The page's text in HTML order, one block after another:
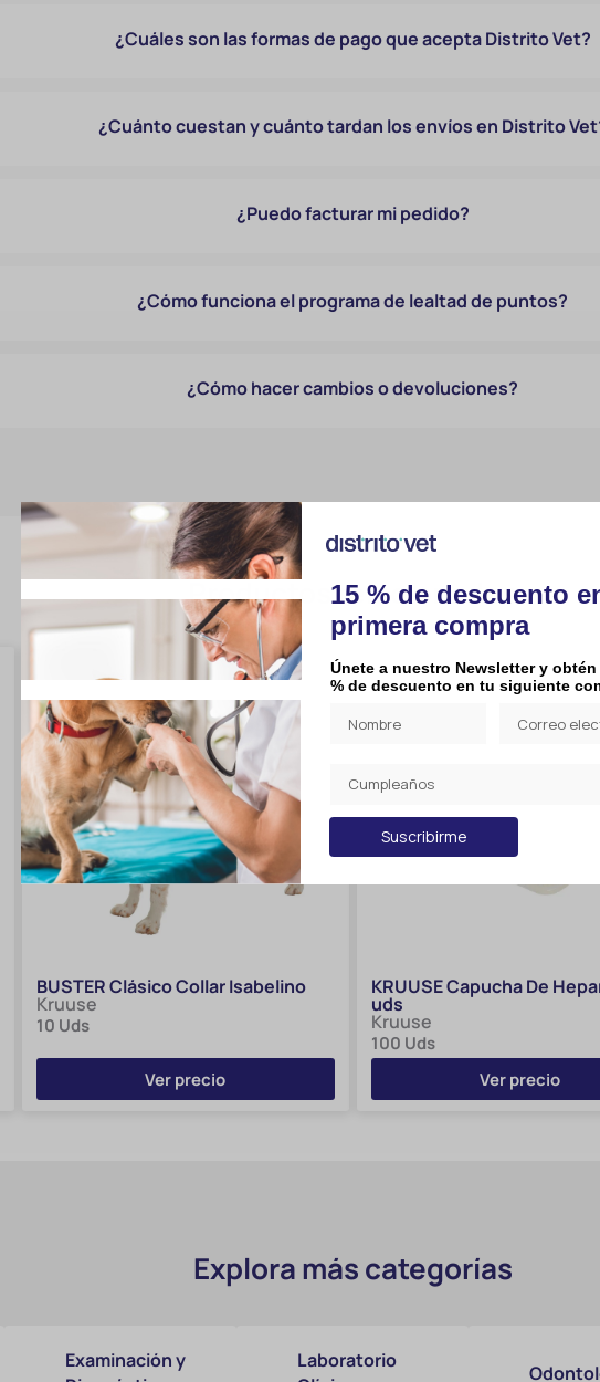
¿Cuáles son las formas de pago que acepta Distrito Vet?
¿Cuánto cuestan y cuánto tardan los envíos en Distrito
¿Puedo facturar mi pedido?
¿Cómo funciona el programa de lealtad de puntos?
¿Cómo hacer cambios o devoluciones?
Productos relacionados
BUSTER Clásico Collar Isabelino
Kruuse
10 Uds
Ver precio
KRUUSE Capucha De
uds
Kruuse
100 Uds
Ver precio
Explora más categorías
Examinación y
Laboratorio
15 % de descuento
primera compra
Únete a nuestro Newsletter y obtén
% de descuento en tu siguiente
Suscribirme